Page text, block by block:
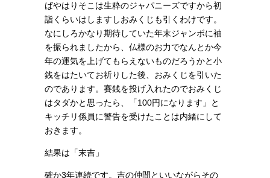
ばやはりそこは生粋のジャパニーズですから初
詣くらいはしますしおみくじも引くわけです。
なにしろかなり期待していた年末ジャンボに袖
を振られましたから、仏様のお力でなんとか今
年の運気を上げてもらえないものだろうかと小
銭をはたいてお祈りした後、おみくじを引いた
のであります。賽銭を投げ入れたのでおみくじ
はタダかと思ったら、「100円になります」と
キッチリ係員に警告を受けたことは内緒にして
おきます。
結果は「末吉」
確か3年連続です。吉の仲間といいながらその